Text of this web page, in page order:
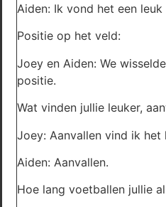
Aiden: Ik vond het een leuk
Positie op het veld:
Joey en Aiden: We
positie.
Wat vinden jullie leuker,
Joey: Aanvallen vind ik het
Aiden: Aanvallen.
Hoe lang voetballen jullie